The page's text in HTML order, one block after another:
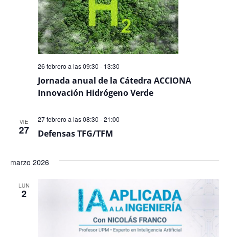
Jornada anual de la Cátedra ACCIONA
Innovación Hidrógeno Verde
26 febrero a las 09:30 - 13:30
VIE
27 Defensas TFG/TFM
27 febrero a las 08:30 -21:00
marzo 2026
LUN
2